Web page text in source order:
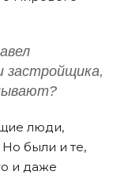
застройщика,
люди,
были и те,
и даже